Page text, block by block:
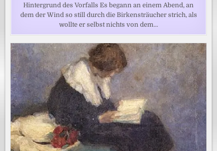
Hintergrund des Vorfalls Es begann an einem Abend, an
dem der Wind so still durch die Birkensträucher strich, als
wollte er selbst nichts von dem…